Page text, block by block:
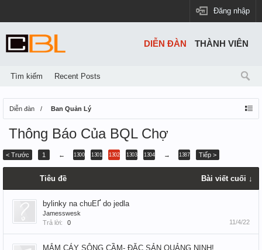
Đăng nhập
Diễn đàn Ban Quản Lý
Thông Báo Của BQL Chợ
< Trước 1 ← 1300 1301 1302 1303 1304 → 1387 Tiếp >
Tiêu đề Bài viết cuối ↓
bylinky na chuЕҐ do jedla
Jamesswesk
Trả lời:
0 11/4/22
MẮM CÁY SÔNG CẦM- ĐẶC SẢN QUẢNG NINH!
DIỄN ĐÀN
Tìm kiếm Recent Posts
THÀNH VIÊN